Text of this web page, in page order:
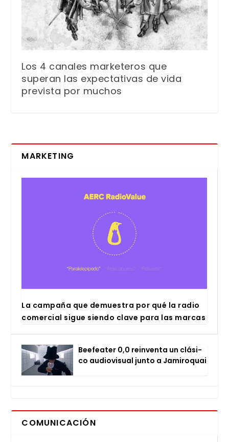
Los 4 canales marketeros que
superan las expectativas de vida
prevista por muchos
MARKETING
La cam­pa­ña que demues­tra por qué la radio
comer­cial sigue sien­do cla­ve para las mar­cas
Bee­fea­ter 0,0 rein­ven­ta un clá­si­
co audio­vi­sual jun­to a Jami­ro­quai
COMUNICACIÓN